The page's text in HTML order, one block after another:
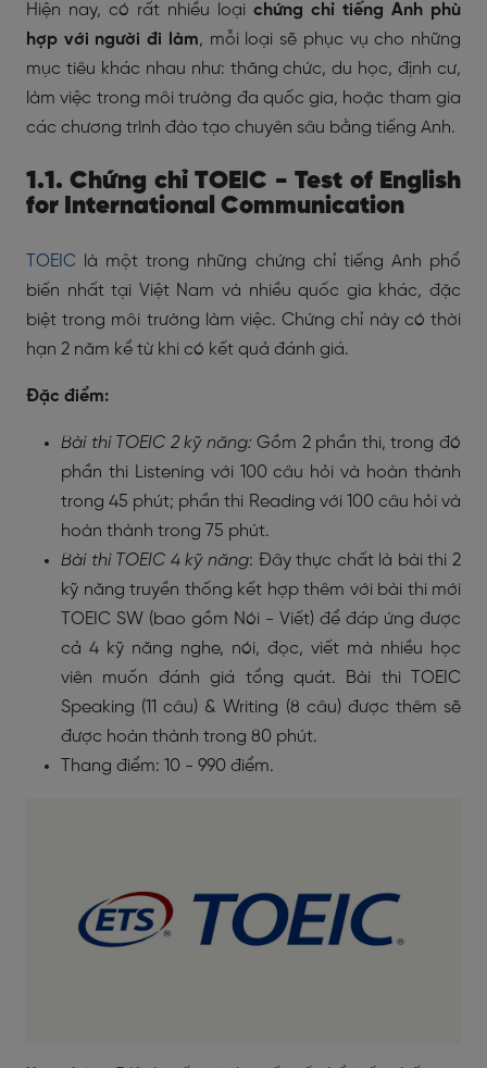
Hiện nay, có rất nhiều loại chứng chỉ tiếng Anh phù
hợp với người đi làm, mỗi loại sẽ phục vụ cho những
mục tiêu khác nhau như: thăng chức, du học, định cư,
làm việc trong môi trường đa quốc gia, hoặc tham gia
các chương trình đào tạo chuyên sâu bằng tiếng Anh.
1.1. Chứng chỉ TOEIC - Test of English
for International Communication
TOEIC là một trong những chứng chỉ tiếng Anh phổ
biến nhất tại Việt Nam và nhiều quốc gia khác, đặc
biệt trong môi trường làm việc. Chứng chỉ này có thời
hạn 2 năm kể từ khi có kết quả đánh giá.
Đặc điểm:
Bài thi TOEIC 2 kỹ năng:Gồm 2 phần thi, trong đó
phần thi Listening với 100 câu hỏi và hoàn thành
trong 45 phút; phần thi Reading với 100 câu hỏi và
hoàn thành trong 75 phút.
Bài thi TOEIC 4 kỹ năng: Đây thực chất là bài thi 2
kỹ năng truyền thống kết hợp thêm với bài thi mới
TOEIC SW (bao gồm Nói - Viết) để đáp ứng được
cả 4 kỹ năng nghe, nói, đọc, viết mà nhiều học
viên muốn đánh giá tổng quát. Bài thi TOEIC
Speaking (11 câu) & Writing (8 câu) được thêm sẽ
được hoàn thành trong 80 phút.
Thang điểm: 10 - 990 điểm.